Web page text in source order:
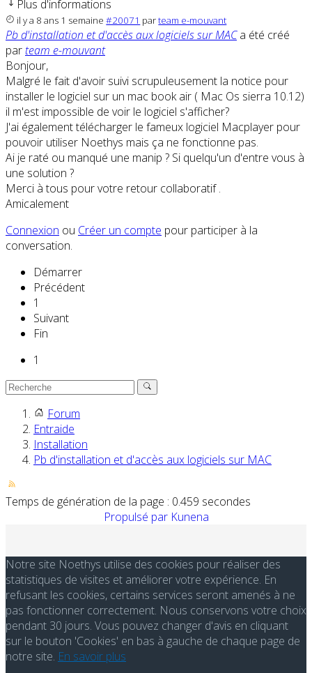
Plus d'informations
il y a 8 ans 1 semaine #20071 parteam e-mouvant
Pb d'installation et d'accès aux logiciels sur MACa été créé
parteam e-mouvant
Bonjour,
Malgré le fait d'avoir suivi scrupuleusement la notice pour
installer le logiciel sur un mac book air ( Mac Os sierra 10.12)
il m'est impossible de voir le logiciel s'afficher?
J'ai également télécharger le fameux logiciel Macplayer pour
pouvoir utiliser Noethys mais ça ne fonctionne pas.
Ai je raté ou manqué une manip ? Si quelqu'un d'entre vous à
une solution ?
Merci à tous pour votre retour collaboratif .
Amicalement
Connexion ou Créer un compte pour participer à la
conversation.
Démarrer
Précédent
1
Suivant
Fin
1
Forum
Entraide
Installation
Pb d'installation et d'accès aux logiciels sur MAC
Temps de génération de la page : 0.459 secondes
Propulsé par Kunena
Notre site Noethys utilise des cookies pour réaliser des
statistiques de visites et améliorer votre expérience. En
refusant les cookies, certains services seront amenés à ne
pas fonctionner correctement. Nous conservons votre choix
pendant 30 jours. Vous pouvez changer d'avis en cliquant
sur le bouton 'Cookies' en bas à gauche de chaque page de
notre site. En savoir plus